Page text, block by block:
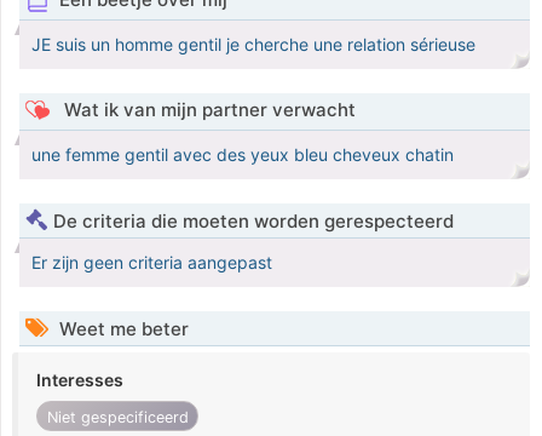
JE suis un homme gentil je cherche une relation sérieuse
Wat ik van mijn partner verwacht
une femme gentil avec des yeux bleu cheveux chatin
De criteria die moeten worden gerespecteerd
Er zijn geen criteria aangepast
Weet me beter
Interesses
Niet gespecificeerd